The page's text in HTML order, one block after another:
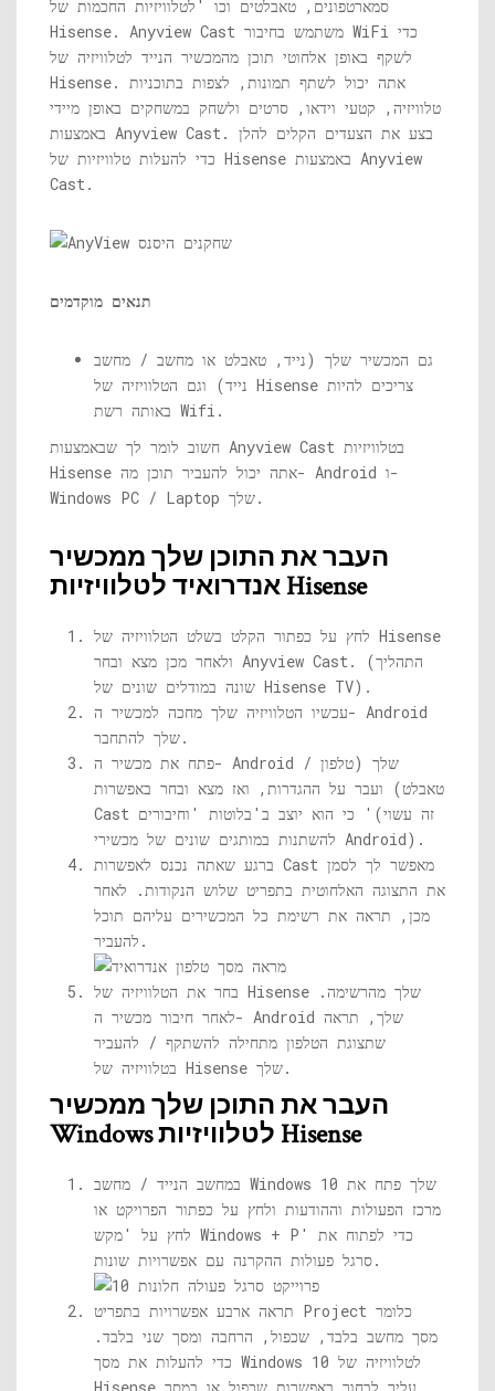
סמארטפונים, טאבלטים וכו 'לטלוויזיות החכמות של
Hisense. Anyview Cast משתמש בחיבור WiFi כדי
לשקף באופן אלחוטי תוכן מהמכשיר הנייד לטלוויזיה של
Hisense. אתה יכול לשתף תמונות, לצפות בתוכניות
טלוויזיה, קטעי וידאו, סרטים ולשחק במשחקים באופן מיידי
באמצעות Anyview Cast. בצע את הצעדים הקלים להלן
כדי להעלות טלוויזיות של Hisense באמצעות Anyview
Cast.
תנאים מוקדמים
גם המכשיר שלך (נייד, טאבלט או מחשב / מחשב
נייד) וגם הטלוויזיה של Hisense צריכים להיות
באותה רשת Wifi.
חשוב לומר לך שבאמצעות Anyview Cast בטלוויזיות
Hisense אתה יכול להעביר תוכן מה- Android ו-
Windows PC / Laptop שלך.
העבר את התוכן שלך ממכשיר
אנדרואיד לטלוויזיות Hisense
לחץ על כפתור הקלט בשלט הטלוויזיה של Hisense
ולאחר מכן מצא ובחר Anyview Cast. (התהליך
שונה במודלים שונים של Hisense TV).
עכשיו הטלוויזיה שלך מחכה למכשיר ה- Android
שלך להתחבר.
פתח את מכשיר ה- Android שלך (טלפון /
טאבלט) ועבר על ההגדרות, ואז מצא ובחר באפשרות
Cast כי הוא יוצב ב'בלוטות 'וחיבורים '(זה עשוי
להשתנות במותגים שונים של מכשירי Android).
ברגע שאתה נכנס לאפשרות Cast מאפשר לך לסמן
את התצוגה האלחוטית בתפריט שלוש הנקודות. לאחר
מכן, תראה את רשימת כל המכשירים עליהם תוכל
להעביר.
בחר את הטלוויזיה של Hisense שלך ​​מהרשימה.
לאחר חיבור מכשיר ה- Android שלך, תראה
שתצוגת הטלפון מתחילה להשתקף / להעביר
בטלוויזיה של Hisense שלך.
העבר את התוכן שלך ממכשיר
Windows לטלוויזיות Hisense
במחשב הנייד / מחשב Windows 10 שלך פתח את
מרכז הפעולות וההודעות ולחץ על כפתור הפרויקט או
לחץ על 'מקש Windows + P' כדי לפתוח את
סרגל פעולות ההקרנה עם אפשרויות שונות.
תראה ארבע אפשרויות בתפריט Project כלומר
מסך מחשב בלבד, שכפול, הרחבה ומסך שני בלבד.
כדי להעלות את מסך Windows 10 לטלוויזיה של